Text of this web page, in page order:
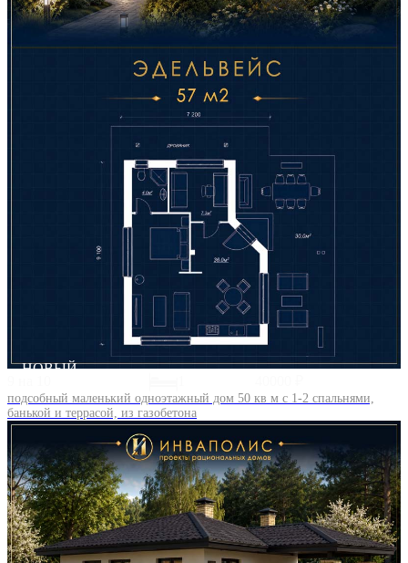
НОВЫЙ
подсобный маленький одноэтажный дом 50 кв м с 1-2 спальнями,
банькой и террасой, из газобетона